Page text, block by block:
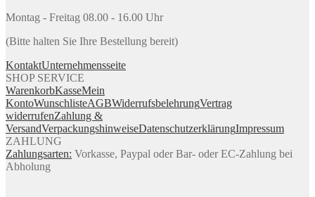
Montag - Freitag 08.00 - 16.00 Uhr
(Bitte halten Sie Ihre Bestellung bereit)
KontaktUnternehmensseite
SHOP SERVICE
WarenkorbKasseMein
KontoWunschlisteAGBWiderrufsbelehrungVertrag
widerrufenZahlung &
VersandVerpackungshinweiseDatenschutzerklärungImpressum
ZAHLUNG
Zahlungsarten: Vorkasse, Paypal oder Bar- oder EC-Zahlung bei
Abholung